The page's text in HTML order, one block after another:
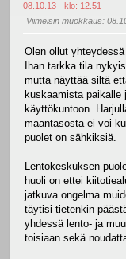
08.10.13 - klo: 12.51
Viimeisin muokkaus:
Olen ollut
Ihan tarkka tila
mutta näyttää siltä
kuskaamista paikalle
käyttökuntoon.
maantasosta ei voi
puolet on sähkiksiä.
Lentokeskuksen
huoli on ettei
jatkuva ongelma
täytisi tietenkin
yhdessä lento- ja
toisiaan sekä